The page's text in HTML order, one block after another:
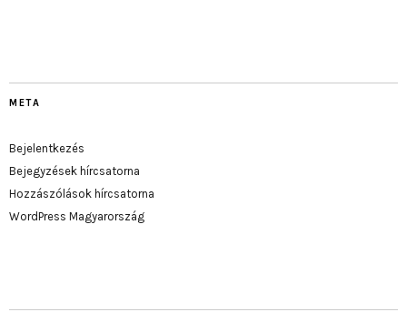
META
Bejelentkezés
Bejegyzések hírcsatorna
Hozzászólások hírcsatorna
WordPress Magyarország